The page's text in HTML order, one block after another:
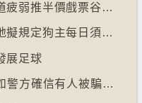
【十萬八千里】美國戲院市道疲弱推半價戲票谷生意
【十萬八千里】澳洲首都領地擬規定狗主每日須陪狗隻三小時
展足球
【十萬八千里】⁠新加坡新法如警方確信有人被騙可凍結其戶口